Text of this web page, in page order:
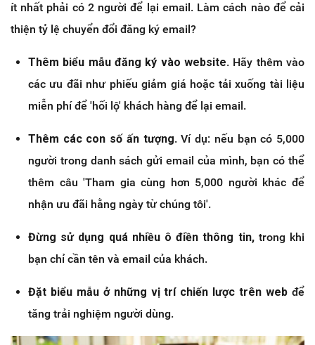
ít nhất phải có 2 người để lại email. Làm cách nào để cải
thiện tỷ lệ chuyển đổi đăng ký email?
Thêm biểu mẫu đăng ký vào website. Hãy thêm vào
các ưu đãi như phiếu giảm giá hoặc tải xuống tài liệu
miễn phí để 'hối lộ' khách hàng để lại email.
Thêm các con số ấn tượng. Ví dụ: nếu bạn có 5,000
người trong danh sách gửi email của mình, bạn có thể
thêm câu 'Tham gia cùng hơn 5,000 người khác để
nhận ưu đãi hằng ngày từ chúng tôi'.
Đừng sử dụng quá nhiều ô điền thông tin,trong khi
bạn chỉ cần tên và email của khách.
Đặt biểu mẫu ở những vị trí chiến lược trên web để
tăng trải nghiệm người dùng.